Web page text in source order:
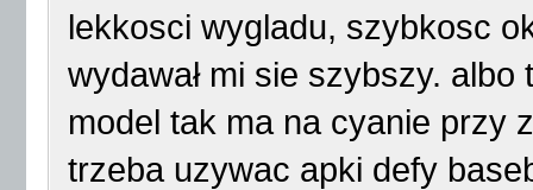
lekkosci wygladu, szybkosc
wydawał mi sie szybszy.
model tak ma na cyanie przy
trzeba uzywac apki defy